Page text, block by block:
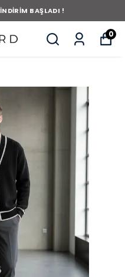
BAŞLADI !
0